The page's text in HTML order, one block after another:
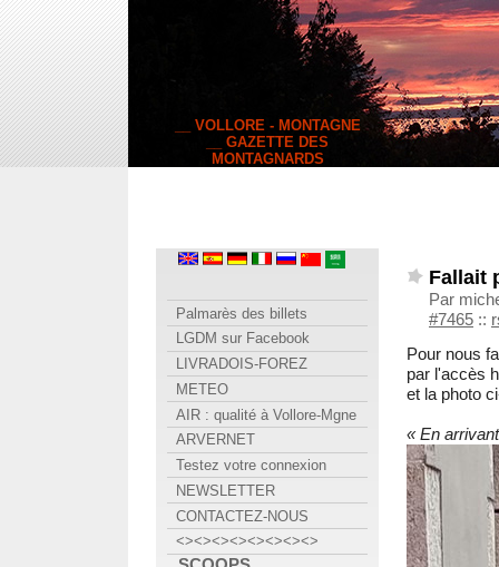
__ VOLLORE - MONTAGNE
__ GAZETTE DES
MONTAGNARDS
Fallait
Par
#7465 ::
Pour nous
par l'accès
et la photo
« En
Palmarès des billets
LGDM sur Facebook
LIVRADOIS-FOREZ
METEO
AIR : qualité à Vollore-Mgne
ARVERNET
Testez votre connexion
NEWSLETTER
CONTACTEZ-NOUS
<><><><><><><><>